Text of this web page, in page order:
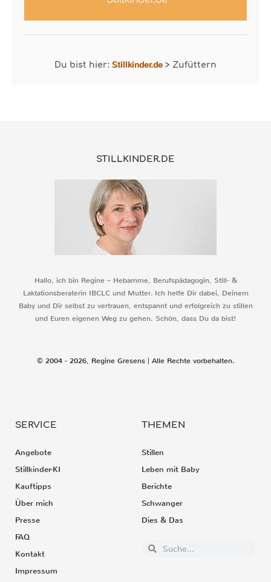
Du bist hier: Stillkinder.de > Zufüttern
STILLKINDER.DE
Hallo, ich bin Regine – Hebamme, Berufspädagogin, Still- &
Laktationsberaterin IBCLC und Mutter. Ich helfe Dir dabei, Deinem
Baby und Dir selbst zu vertrauen, entspannt und erfolgreich zu stillen
und Euren eigenen Weg zu gehen. Schön, dass Du da bist!
© 2004 - 2026, Regine Gresens | Alle Rechte vorbehalten.
SERVICE
Angebote
Stillkinder-KI
Kauftipps
Über mich
Presse
FAQ
Kontakt
Impressum
THEMEN
Stillen
Leben mit Baby
Berichte
Schwanger
Dies & Das